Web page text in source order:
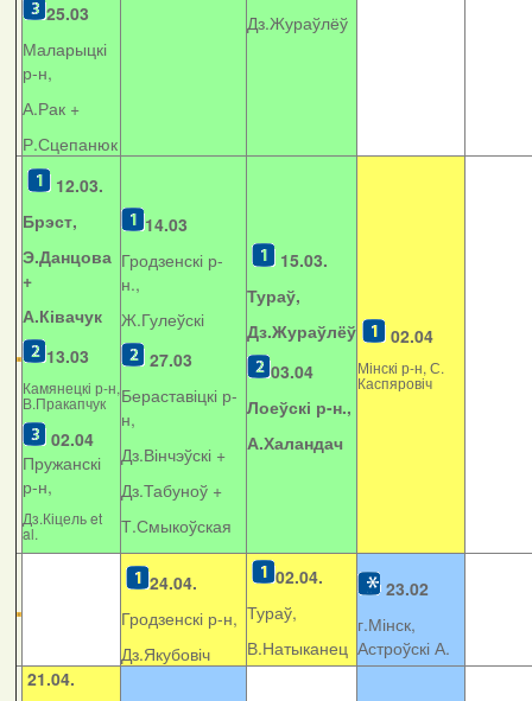
25.03
Маларыцкі
р-н,
А.Рак +
Р.Сцепанюк
Дз.Жураўлёў
12.03.
Брэст,
Э.Данцова
+
А.Ківачук
13.03
Камянецкі р-н,
В.Пракапчук
02.04
Пружанскі
р-н,
Дз.Кіцель et
al.
14.03
Гродзенскі р-
н.,
Ж.Гулеўскі
27.03
Бераставіцкі р-
н,
Дз.Вінчэўскі +
Дз.Табуноў +
Т.Смыкоўская
15.03.
Тураў,
Дз.Жураўлёў
03.04
Лоеўскі р-н.,
А.Халандач
02.04
Мінскі р-н, С.
Каспяровіч
24.04.
Гродзенскі р-н,
Дз.Якубовіч
02.04.
Тураў,
В.Натыканец
23.02
г.Мінск,
Астроўскі А.
21.04.